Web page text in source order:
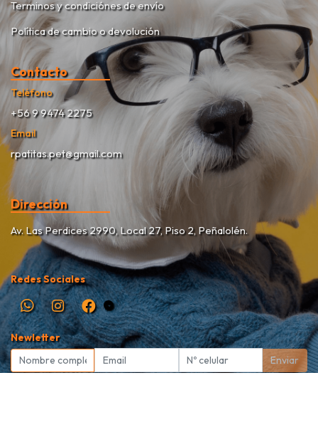
Terminos y condiciónes de envío
Política de cambio o devolución
Contacto
Teléfono
+56 9 9474 2275
Email
rpatitas.pet@gmail.com
Dirección
Av. Las Perdices 2990, Local 27, Piso 2, Peñalolén.
Redes Sociales
Newletter
Enviar